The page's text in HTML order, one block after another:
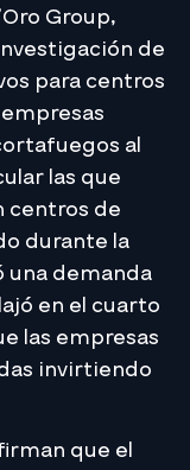
Group,
de
para centros
al
las que
centros de
durante la
una demanda
en el cuarto
las empresas
invirtiendo
que el